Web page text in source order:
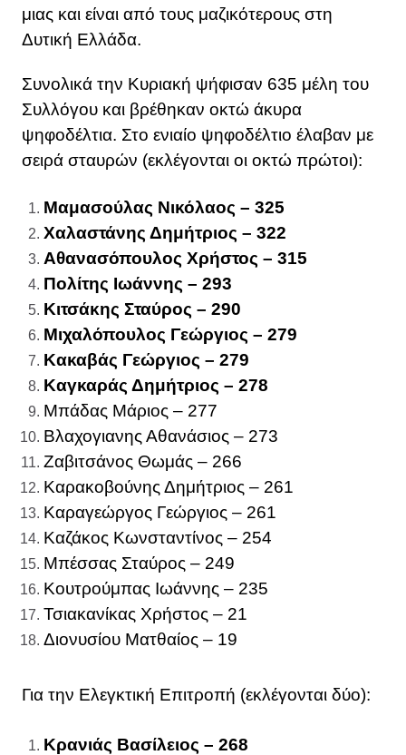
μιας και είναι από τους μαζικότερους στη
Δυτική Ελλάδα.
Συνολικά την Κυριακή ψήφισαν 635 μέλη του
Συλλόγου και βρέθηκαν οκτώ άκυρα
ψηφοδέλτια. Στο ενιαίο ψηφοδέλτιο έλαβαν με
σειρά σταυρών (εκλέγονται οι οκτώ πρώτοι):
Μαμασούλας Νικόλαος – 325
Χαλαστάνης Δημήτριος – 322
Αθανασόπουλος Χρήστος – 315
Πολίτης Ιωάννης – 293
Κιτσάκης Σταύρος – 290
Μιχαλόπουλος Γεώργιος – 279
Κακαβάς Γεώργιος – 279
Καγκαράς Δημήτριος – 278
Μπάδας Μάριος – 277
Βλαχογιανης Αθανάσιος – 273
Ζαβιτσάνος Θωμάς – 266
Καρακοβούνης Δημήτριος – 261
Καραγεώργος Γεώργιος – 261
Καζάκος Κωνσταντίνος – 254
Μπέσσας Σταύρος – 249
Κουτρούμπας Ιωάννης – 235
Τσιακανίκας Χρήστος – 21
Διονυσίου Ματθαίος – 19
Για την Ελεγκτική Επιτροπή (εκλέγονται δύο):
Κρανιάς Βασίλειος – 268